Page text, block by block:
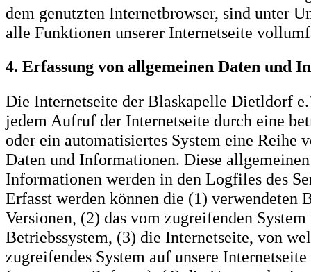
dem genutzten Internetbrowser, sind unter
alle Funktionen unserer Internetseite
4. Erfassung von allgemeinen Daten und
Die Internetseite der Blaskapelle Dietldorf
jedem Aufruf der Internetseite durch eine
oder ein automatisiertes System eine Reihe
Daten und Informationen. Diese
Informationen werden in den Logfiles des
Erfasst werden können die (1) verwendeten
Versionen, (2) das vom zugreifenden
Betriebssystem, (3) die Internetseite, von
zugreifendes System auf unsere